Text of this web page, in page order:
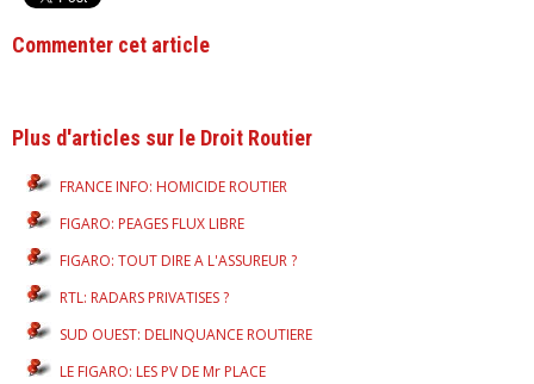
Commenter cet article
Plus d'articles sur le Droit Routier
FRANCE INFO: HOMICIDE ROUTIER
FIGARO: PEAGES FLUX LIBRE
FIGARO: TOUT DIRE A L'ASSUREUR ?
RTL: RADARS PRIVATISES ?
SUD OUEST: DELINQUANCE ROUTIERE
LE FIGARO: LES PV DE Mr PLACE